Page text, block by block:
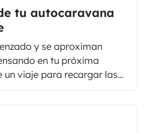
tu autocaravana
y se aproximan
en tu próxima
un viaje para recargar las
Si decides alquilar
camper o poner tu